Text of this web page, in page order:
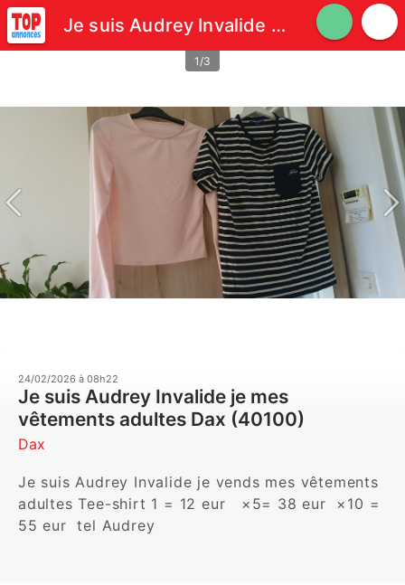
Je suis Audrey Invalide je mes vêtements adultes
1/3
24/02/2026 à 08h22
Je suis Audrey Invalide je mes
vêtements adultes Dax (40100)
Dax
Je suis Audrey Invalide je vends mes vêtements
adultes Tee-shirt 1 = 12 eur   ×5= 38 eur  ×10 =
55 eur  tel Audrey